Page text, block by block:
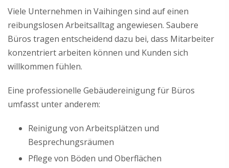
Viele Unternehmen in Vaihingen sind auf einen
reibungslosen Arbeitsalltag angewiesen. Saubere
Büros tragen entscheidend dazu bei, dass Mitarbeiter
konzentriert arbeiten können und Kunden sich
willkommen fühlen.
Eine professionelle Gebäudereinigung für Büros
umfasst unter anderem:
Reinigung von Arbeitsplätzen und
Besprechungsräumen
Pflege von Böden und Oberflächen